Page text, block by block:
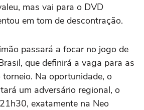
mas vai para o DVD
em tom de descontração.
passará a focar no jogo de
que definirá a vaga para as
Na oportunidade, o
um adversário regional, o
exatamente na Neo